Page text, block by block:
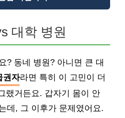
대학 병원
? 동네 병원? 아니면 큰 대
권자라면 특히 이 고민이 더
랬거든요. 갑자기 몸이 안
데, 그 이후가 문제였어요.